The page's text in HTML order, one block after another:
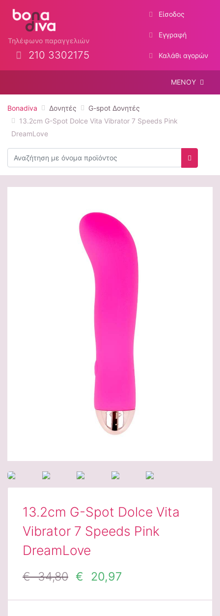
Τηλέφωνο παραγγελιών
210 3302175
Είσοδος
Εγγραφή
Καλάθι αγορών
ΜΕΝΟΥ
Bonadiva Δονητές
G-spot Δονητές
13.2cm G-Spot Dolce Vita Vibrator 7 Speeds Pink
DreamLove
Αναζήτηση
13.2cm G-Spot Dolce Vita
Vibrator 7 Speeds Pink
DreamLove
€ 34,80 € 20,97